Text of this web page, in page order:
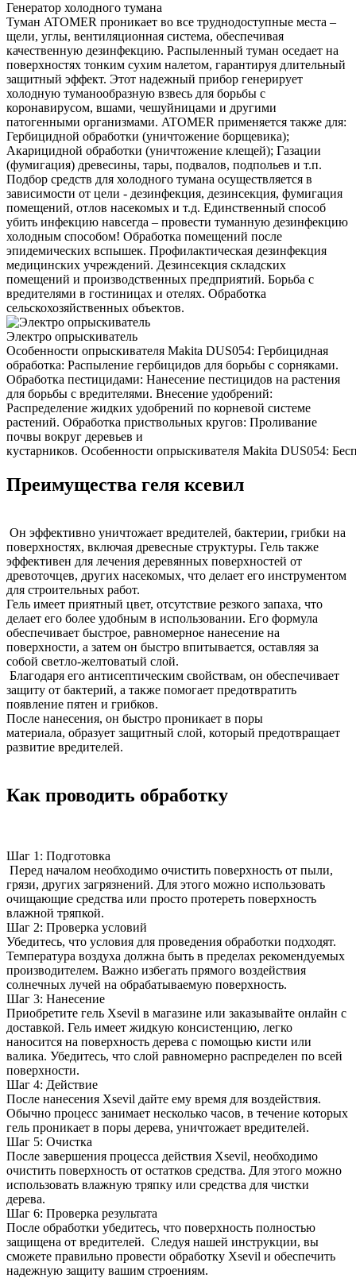
Генератор холодного тумана
Туман ATOMER проникает во все труднодоступные места –
щели, углы, вентиляционная система, обеспечивая
качественную дезинфекцию. Распыленный туман оседает на
поверхностях тонким сухим налетом, гарантируя длительный
защитный эффект. Этот надежный прибор генерирует
холодную туманообразную взвесь для борьбы с
коронавирусом, вшами, чешуйницами и другими
патогенными организмами. ATOMER применяется также для:
Гербицидной обработки (уничтожение борщевика);
Акарицидной обработки (уничтожение клещей); Газации
(фумигация) древесины, тары, подвалов, подпольев и т.п.
Подбор средств для холодного тумана осуществляется в
зависимости от цели - дезинфекция, дезинсекция, фумигация
помещений, отлов насекомых и т.д. Единственный способ
убить инфекцию навсегда – провести туманную дезинфекцию
холодным способом! Обработка помещений после
эпидемических вспышек. Профилактическая дезинфекция
медицинских учреждений. Дезинсекция складских
помещений и производственных предприятий. Борьба с
вредителями в гостиницах и отелях. Обработка
сельскохозяйственных объектов.
Электро опрыскиватель
Особенности опрыскивателя Makita DUS054: Гербицидная
обработка: Распыление гербицидов для борьбы с сорняками.
Обработка пестицидами: Нанесение пестицидов на растения
для борьбы с вредителями. Внесение удобрений:
Распределение жидких удобрений по корневой системе
растений. Обработка приствольных кругов: Проливание
почвы вокруг деревьев и
кустарников. Особенности опрыскивателя Makita DUS054:
Преимущества геля ксевил
Он эффективно уничтожает вредителей, бактерии, грибки на
поверхностях, включая древесные структуры. Гель также
эффективен для лечения деревянных поверхностей от
древоточцев, других насекомых, что делает его инструментом
для строительных работ.
Гель имеет приятный цвет, отсутствие резкого запаха, что
делает его более удобным в использовании. Его формула
обеспечивает быстрое, равномерное нанесение на
поверхности, а затем он быстро впитывается, оставляя за
собой светло-желтоватый слой.
Благодаря его антисептическим свойствам, он обеспечивает
защиту от бактерий, а также помогает предотвратить
появление пятен и грибков.
После нанесения, он быстро проникает в поры
материала, образует защитный слой, который предотвращает
развитие вредителей.
Как проводить обработку
Шаг 1: Подготовка
Перед началом необходимо очистить поверхность от пыли,
грязи, других загрязнений. Для этого можно использовать
очищающие средства или просто протереть поверхность
влажной тряпкой.
Шаг 2: Проверка условий
Убедитесь, что условия для проведения обработки подходят.
Температура воздуха должна быть в пределах рекомендуемых
производителем. Важно избегать прямого воздействия
солнечных лучей на обрабатываемую поверхность.
Шаг 3: Нанесение
Приобретите гель Xsevil в магазине или заказывайте онлайн с
доставкой. Гель имеет жидкую консистенцию, легко
наносится на поверхность дерева с помощью кисти или
валика. Убедитесь, что слой равномерно распределен по всей
поверхности.
Шаг 4: Действие
После нанесения Xsevil дайте ему время для воздействия.
Обычно процесс занимает несколько часов, в течение которых
гель проникает в поры дерева, уничтожает вредителей.
Шаг 5: Очистка
После завершения процесса действия Xsevil, необходимо
очистить поверхность от остатков средства. Для этого можно
использовать влажную тряпку или средства для чистки
дерева.
Шаг 6: Проверка результата
После обработки убедитесь, что поверхность полностью
защищена от вредителей. Следуя нашей инструкции, вы
сможете правильно провести обработку Xsevil и обеспечить
надежную защиту вашим строениям.